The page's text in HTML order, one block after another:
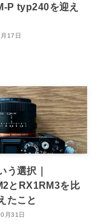
P typ240を迎え
17日
う選択｜
とRX1RM3を比
たこと
月31日